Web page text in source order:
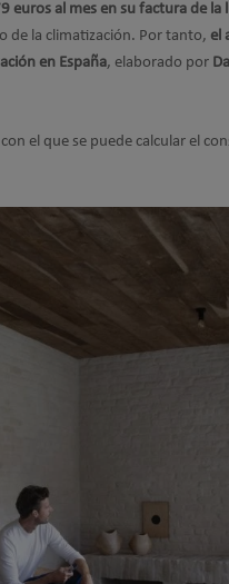
euros al mes en su factura de la
de la climatización. Por tanto, el
en España, elaborado por
el que se puede calcular el